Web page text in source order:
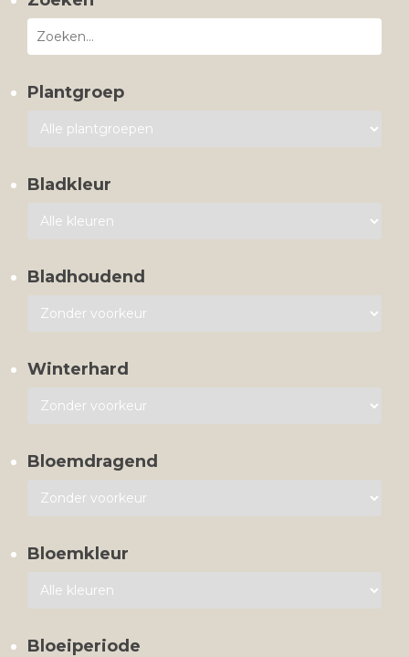
Plantgroep
Bladkleur
Bladhoudend
Winterhard
Bloemdragend
Bloemkleur
Bloeiperiode